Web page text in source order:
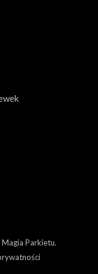
Parkietu.